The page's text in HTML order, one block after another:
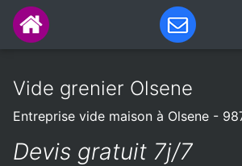
Vide grenier Olsene
Entreprise vide maison à Olsene -
Devis gratuit 7j/7